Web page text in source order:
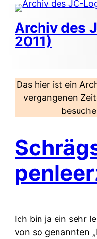
Zum
Inhalt
springen
Archiv des
2011)
Das hier ist ein
vergangenen
Ich bin ja ein sehr
von so genannten